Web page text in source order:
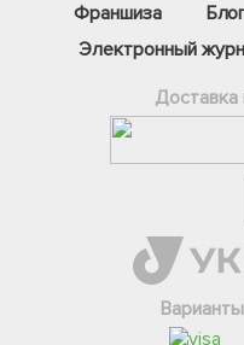
Франшиза
Электронный
Доставка